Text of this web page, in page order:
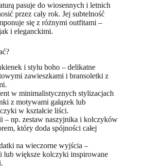
pasuje do wiosennych i letnich
przez cały rok. Jej subtelność
się z różnymi outfitami –
i eleganckimi.
i stylu boho – delikatne
zawieszkami i bransoletki z
w minimalistycznych stylizacjach
z motywami gałązek lub
w kształcie liści.
– np. zestaw naszyjnika i kolczyków
który doda spójności całej
na wieczorne wyjścia –
lub większe kolczyki inspirowane